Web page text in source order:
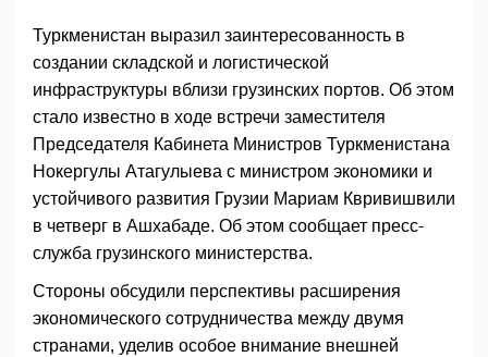
Туркменистан выразил заинтересованность в
создании складской и логистической
инфраструктуры вблизи грузинских портов. Об этом
стало известно в ходе встречи заместителя
Председателя Кабинета Министров Туркменистана
Нокергулы Атагулыева с министром экономики и
устойчивого развития Грузии Мариам Квривишвили
в четверг в Ашхабаде. Об этом сообщает пресс-
служба грузинского министерства.
Стороны обсудили перспективы расширения
экономического сотрудничества между двумя
странами, уделив особое внимание внешней